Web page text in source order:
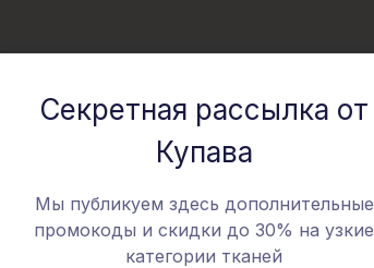
Секретная рассылка от
Купава
Мы публикуем здесь дополнительные
промокоды и скидки до 30% на узкие
категории тканей